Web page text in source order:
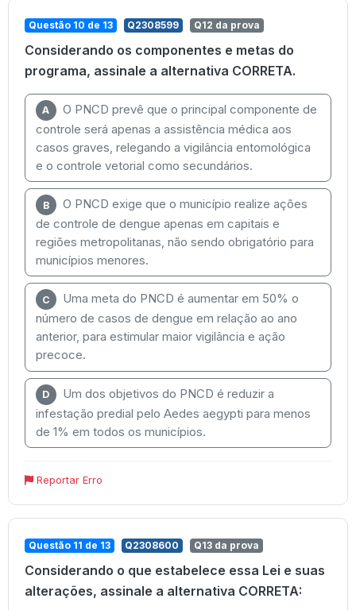
Questão 10 de 13 Q2308599 Q12 da prova
Considerando os componentes e metas do
programa, assinale a alternativa CORRETA.
A
O PNCD prevê que o principal componente de
controle será apenas a assistência médica aos
casos graves, relegando a vigilância entomológica
e o controle vetorial como secundários.
B
O PNCD exige que o município realize ações
de controle de dengue apenas em capitais e
regiões metropolitanas, não sendo obrigatório para
municípios menores.
C
Uma meta do PNCD é aumentar em 50% o
número de casos de dengue em relação ao ano
anterior, para estimular maior vigilância e ação
precoce.
D
Um dos objetivos do PNCD é reduzir a
infestação predial pelo Aedes aegypti para menos
de 1% em todos os municípios.
Reportar Erro
Questão 11 de 13 Q2308600 Q13 da prova
Considerando o que estabelece essa Lei e suas
alterações, assinale a alternativa CORRETA: